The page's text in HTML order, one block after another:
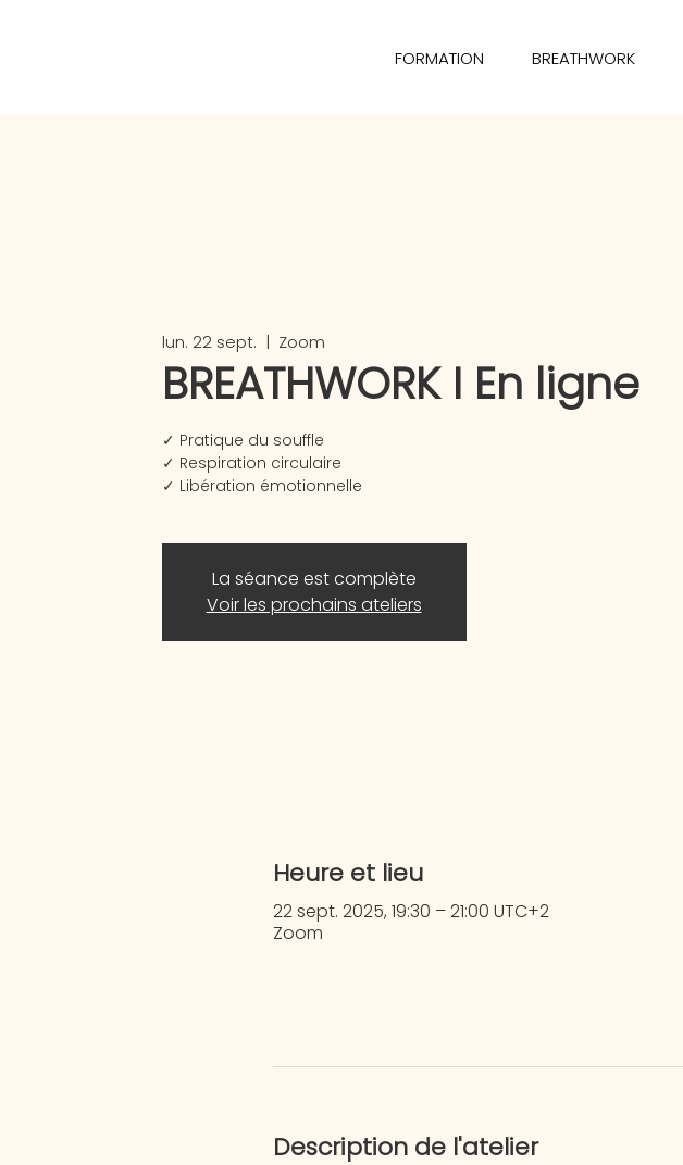
FORMATION BREATHWORK
lun. 22 sept.
  |
Zoom
BREATHWORK I En ligne
✓ Pratique du souffle
✓ Respiration circulaire
✓ Libération émotionnelle
La séance est complète
Voir les prochains ateliers
Heure et lieu
22 sept. 2025, 19:30 – 21:00 UTC+2
Zoom
Description de l'atelier